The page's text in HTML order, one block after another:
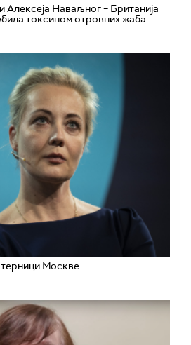
Наваљног – Британија
токсином отровних жаба
Москве